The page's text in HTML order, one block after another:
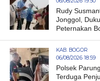
Rudy
Jonggol,
Peternakan
KAB. BOGOR
06/08/2026 18:59
Polsek
Terduga